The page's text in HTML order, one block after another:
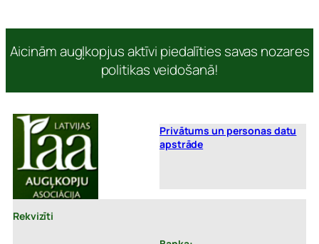
Aicinām augļkopjus aktīvi piedalīties savas nozares
politikas veidošanā!
Privātums un personas datu
apstrāde
Rekvizīti